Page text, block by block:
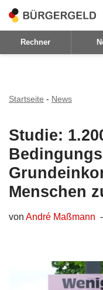
Zum
Inhalt
Rechner
Startseite - News
Studie:
Menschen
von André Maßmann